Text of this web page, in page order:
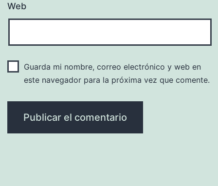
Web
Guarda mi nombre, correo electrónico y web en
este navegador para la próxima vez que comente.